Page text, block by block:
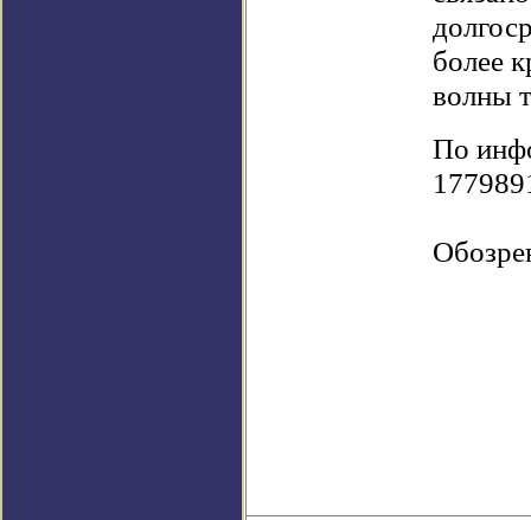
более
волны
По